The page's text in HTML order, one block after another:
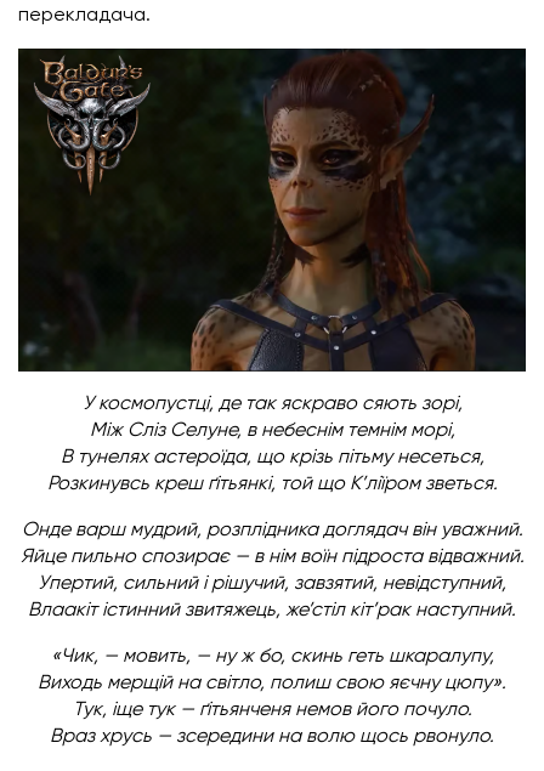
перекладача.
У космопустці, де так яскраво сяють зорі,
Між Сліз Селуне, в небеснім темнім морі,
В тунелях астероїда, що крізь пітьму несеться,
Розкинувсь креш ґітьянкі, той що К’ліїром зветься.
Онде варш мудрий, розплідника доглядач він уважний.
Яйце пильно спозирає — в нім воїн підроста відважний.
Упертий, сильний і рішучий, завзятий, невідступний,
Влаакіт істинний звитяжець, же’стіл кіт’рак наступний.
«Чик, — мовить, — ну ж бо, скинь геть шкаралупу,
Виходь мерщій на світло, полиш свою яєчну цюпу».
Тук, іще тук — ґітьянченя немов його почуло.
Враз хрусь — зсередини на волю щось рвонуло.